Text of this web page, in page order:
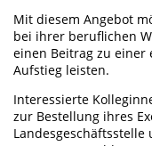
Mit diesem Angebot
bei ihrer beruflichen
einen Beitrag zu einer
Aufstieg leisten.
Interessierte
zur Bestellung ihres